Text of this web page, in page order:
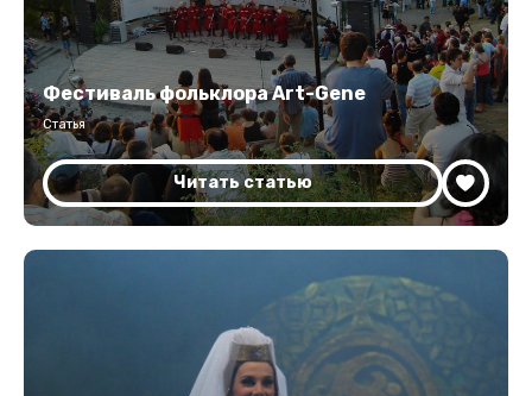
Фестиваль фольклора Art-Gene
Статья
Читать статью